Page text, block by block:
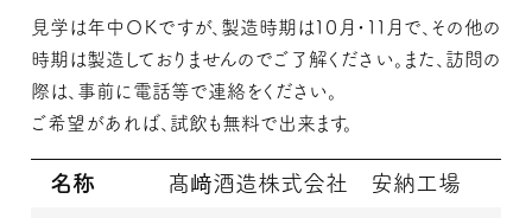
見学は年中ＯＫですが、製造時期は１０月・１１月で、その他の
時期は製造しておりませんのでご了解ください。また、訪問の
際は、事前に電話等で連絡をください。
ご希望があれば、試飲も無料で出来ます。
名称 髙﨑酒造株式会社 安納工場